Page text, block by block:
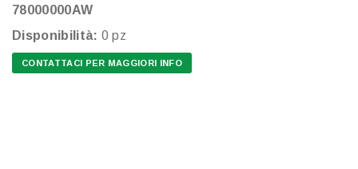
78000000AW
Disponibilità: 0 pz
CONTATTACI PER MAGGIORI INFO